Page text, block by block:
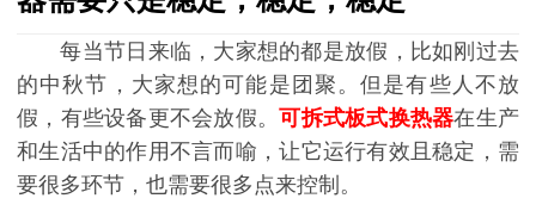
每当节日来临，大家想的都是放假，比如刚过去
的中秋节，大家想的可能是团聚。但是有些人不放
假，有些设备更不会放假。可拆式板式换热器在生产
和生活中的作用不言而喻，让它运行有效且稳定，需
要很多环节，也需要很多点来控制。